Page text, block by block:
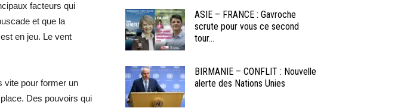
facteurs qui
et que la
en jeu. Le vent
vite pour former un
Des pouvoirs qui
ASIE – FRANCE : Gavroche
scrute pour vous ce second
tour...
BIRMANIE – CONFLIT : Nouvelle
alerte des Nations Unies